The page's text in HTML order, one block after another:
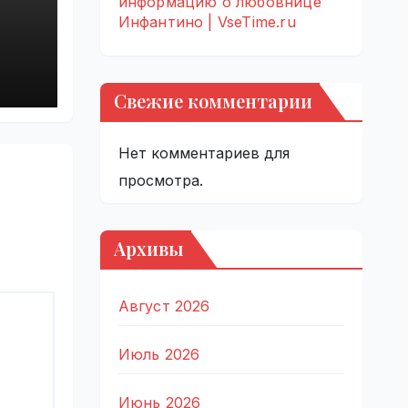
Инфантино | VseTime.ru
Свежие комментарии
Нет комментариев для
просмотра.
Архивы
Август 2026
Июль 2026
Июнь 2026